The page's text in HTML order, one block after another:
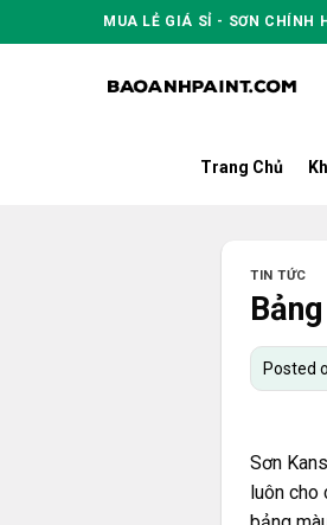
to
MUA LẺ GIÁ SỈ - SƠN CHÍNH
Trang Chủ
TIN TỨC
Posted
Sơn
luôn